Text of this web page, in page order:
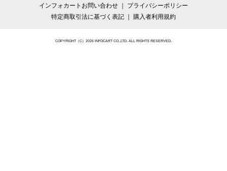
インフォカートお問い合わせ
プライバシーポリシー
特定商取引法に基づく表記
購入者利用規約
COPYRIGHT（C）2026 INFOCART CO.,LTD. ALL RIGHTS RESERVED.